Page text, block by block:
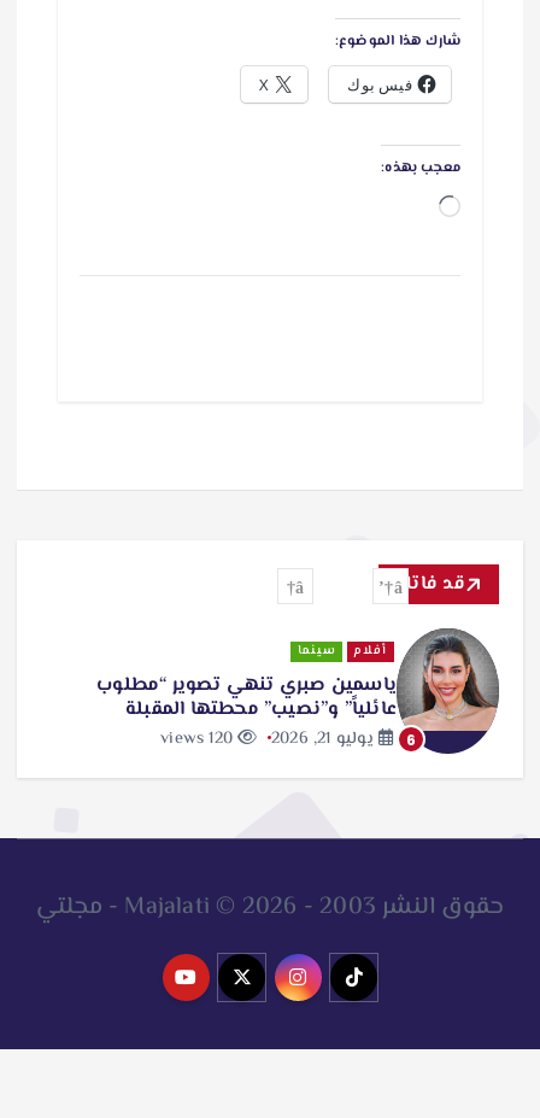
شارك هذا الموضوع:
فيس بوك X
معجب بهذه:
ج
ح
ي
ل
…
قد فاتك
6
أفلام سينما
ياسمين صبري تنهي تصوير “مطلوب
عائلياً” و”نصيب” محطتها المقبلة
يوليو 21, 2026 120 views
حقوق النشر 2003 - 2026 © Majalati - مجلتي